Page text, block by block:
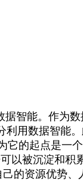
据智能。作为
利用数据智能
它的起点是一
以被沉淀和积
的资源优势、